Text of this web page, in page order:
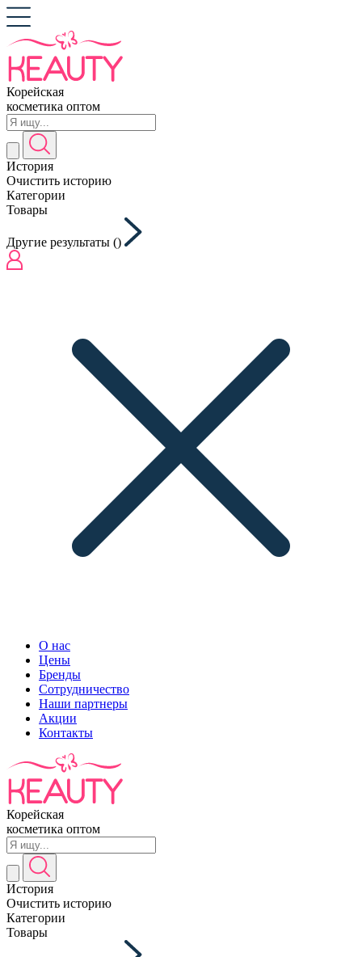
Корейская
косметика оптом
История
Очистить историю
Категории
Товары
Другие результаты ()
О нас
Цены
Бренды
Сотрудничество
Наши партнеры
Акции
Контакты
Корейская
косметика оптом
История
Очистить историю
Категории
Товары